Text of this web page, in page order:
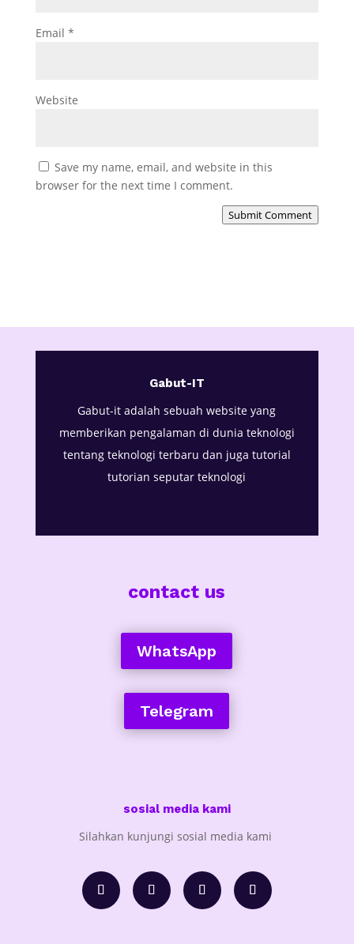
Email *
Website
Save my name, email, and website in this
browser for the next time I comment.
Submit Comment
Gabut-IT
Gabut-it adalah sebuah website yang
memberikan pengalaman di dunia teknologi
tentang teknologi terbaru dan juga tutorial
tutorian seputar teknologi
contact us
WhatsApp
Telegram
sosial media kami
Silahkan kunjungi sosial media kami